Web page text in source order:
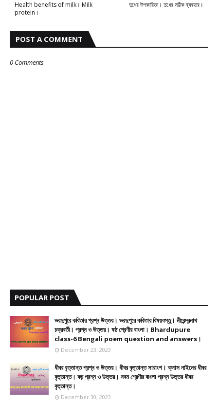
দুধের উপকারিতা। দুধের সঠিক ব্যবহার।
Health benefits of milk। Milk
protein।
POST A COMMENT
0 Comments
POPULAR POST
ভরদুপুরে কবিতার প্রশ্ন উত্তর। ভরদুপুরে কবিতার বিষয়বস্তু। নীরেন্দ্রনাথ
চক্রবর্তী। প্রশ্ন ও উত্তর। ষষ্ঠ শ্রেণীর বাংলা। Bhardupure
class-6 Bengali poem question and answers।
December 23, 2023
ধীবর বৃত্তান্ত প্রশ্ন ও উত্তর। ধীবর বৃত্তান্ত সারাংশ। ক্লাস নাইনের ধীবর
বৃত্তান্ত। বড় প্রশ্ন ও উত্তর। নবম শ্রেণীর বাংলা প্রশ্ন উত্তর ধীবর
বৃত্তান্ত।
December 30, 2023